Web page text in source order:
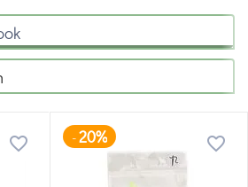
-20%